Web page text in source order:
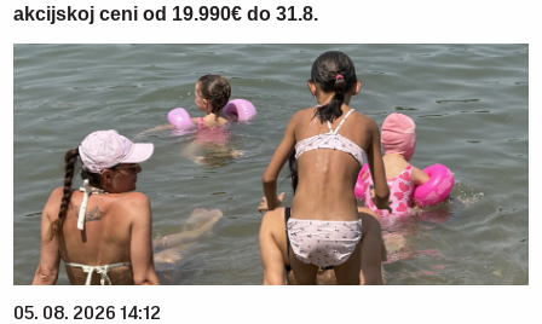
akcijskoj ceni od 19.990€ do 31.8.
05. 08. 2026 14:12